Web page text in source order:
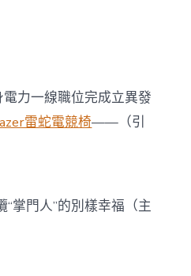
息
發
明
纜
“掌
力一線職位完成立異發
雷蛇電競椅——（引
“掌門人”的別樣幸福（主